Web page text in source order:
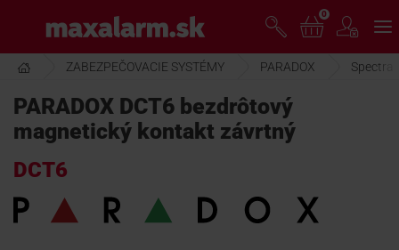
hlavnému
obsahu
www.maxalarm.sk
AKCIA MESIACA
PRODUKTY
0
ZABEZPEČOVACIE SYSTÉMY PARADOX Spectra
PARADOX DCT6 bezdrôtový
magnetický kontakt závrtný
DCT6